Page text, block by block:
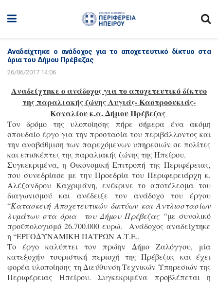
Αναδείχτηκε ο ανάδοχος για το αποχετευτικό δίκτυο στα
όρια του Δήμου Πρέβεζας
26/06/2017 14:06
Αναδείχτηκε ο ανάδοχος για το αποχετευτικό δίκτυο
της παραλιακής ζώνης Λυγιάς- Καστροσυκιάς-
Καναλίου κ.α. Δήμου Πρέβεζας
Τον δρόμο της υλοποίησης πήρε σήμερα ένα ακόμη
σπουδαίο έργο για την προστασία του περιβάλλοντος και
την αναβάθμιση των παρεχόμενων υπηρεσιών σε πολίτες
και επισκέπτες της παραλιακής ζώνης της Ηπείρου.
Συγκεκριμένα, η Οικονομική Επιτροπή της Περιφέρειας,
που συνεδρίασε με την Προεδρία του Περιφερειάρχη κ.
Αλέξανδρου Καχριμάνη, ενέκρινε το αποτέλεσμα του
διαγωνισμού και ανέδειξε τον ανάδοχο του έργου
“Κατασκευή Αποχετευτικών δικτύων και Αντλιοστασίων
λυμάτων στα όρια του Δήμου Πρέβεζας “με συνολικό
προϋπολογισμό 26.700.000 ευρώ. Ανάδοχος αναδείχτηκε
η “ΕΡΓΟΔΥΝΑΜΙΚΗ ΠΑΤΡΩΝ Α.Τ.Ε..
Το έργο καλύπτει τον πρώην Δήμο Ζαλόγγου, μία
κατεξοχήν τουριστική περιοχή της Πρέβεζας και έχει
φορέα υλοποίησης τη Διεύθυνση Τεχνικών Υπηρεσιών της
Περιφέρειας Ηπείρου. Συγκεκριμένα προβλέπεται η